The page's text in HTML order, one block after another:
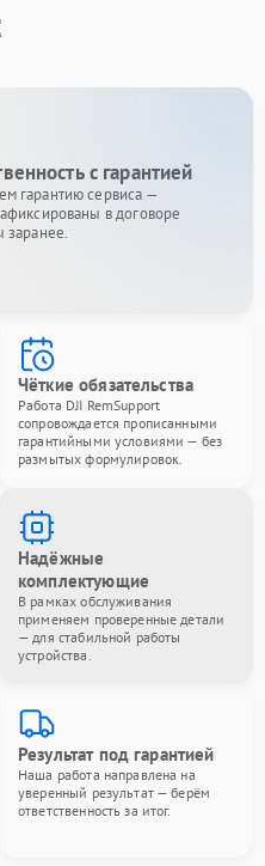
с гарантией
гарантию сервиса —
в договоре
заранее.
Чёткие обязательства
Работа DJI RemSupport
сопровождается прописанными
гарантийными условиями — без
размытых формулировок.
Надёжные
комплектующие
В рамках обслуживания
применяем проверенные детали
— для стабильной работы
устройства.
Результат под гарантией
Наша работа направлена на
уверенный результат — берём
ответственность за итог.